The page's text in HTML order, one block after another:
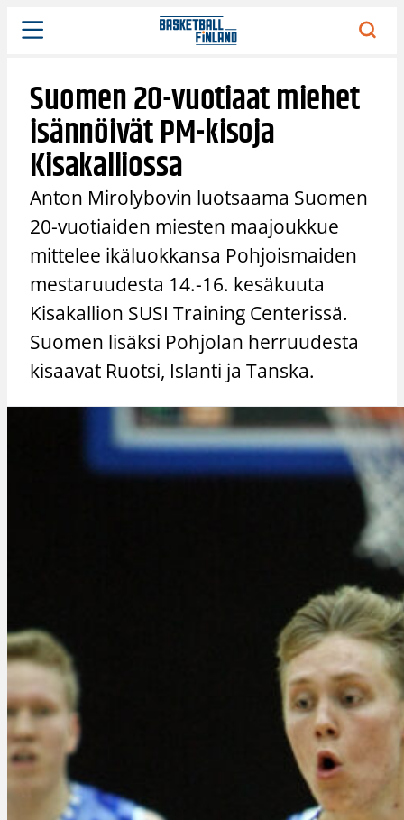
Siirry
sisältöön
Suomen 20-vuotiaat miehet
isännöivät PM-kisoja
Kisakalliossa
Anton Mirolybovin luotsaama Suomen
20-vuotiaiden miesten maajoukkue
mittelee ikäluokkansa Pohjoismaiden
mestaruudesta 14.-16. kesäkuuta
Kisakallion SUSI Training Centerissä.
Suomen lisäksi Pohjolan herruudesta
kisaavat Ruotsi, Islanti ja Tanska.